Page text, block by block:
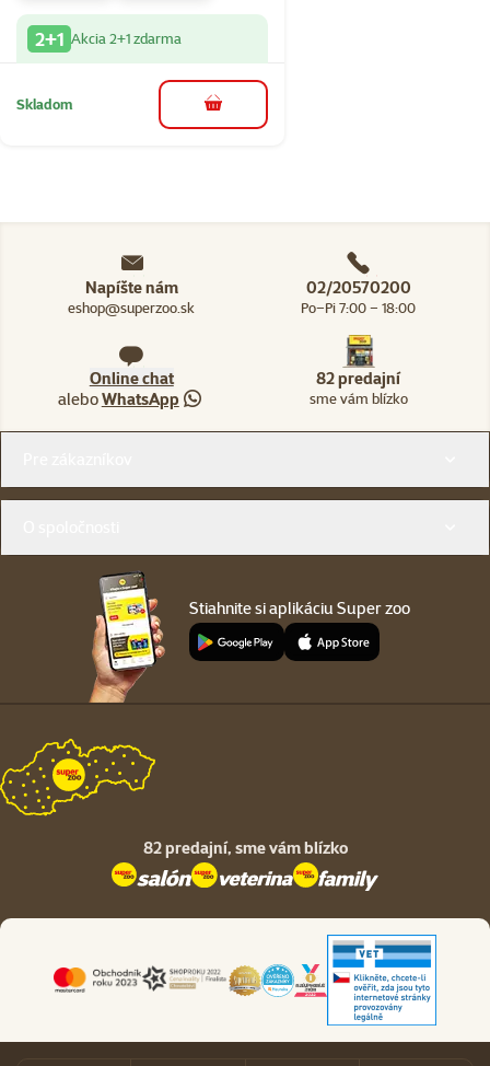
2+1 Akcia 2+1 zdarma
Skladom do košíka
Napíšte nám
eshop@superzoo.sk
02/20570200
Po–Pi 7:00 – 18:00
Online chat
aleboWhatsApp
82 predajní
sme vám blízko
Stiahnite si aplikáciu Super zoo
82 predajní, sme vám blízko